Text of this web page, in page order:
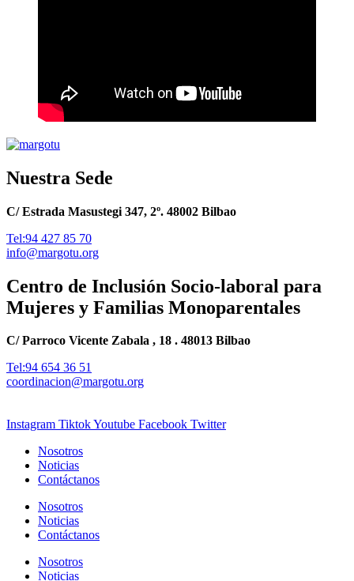
Nuestra Sede
C/ Estrada Masustegi 347, 2º. 48002 Bilbao
Tel:94 427 85 70
info@margotu.org
Centro de Inclusión Socio-laboral para
Mujeres y Familias Monoparentales
C/ Parroco Vicente Zabala , 18 . 48013 Bilbao
Tel:94 654 36 51
coordinacion@margotu.org
Instagram TiktokYoutube Facebook Twitter
Nosotros
Noticias
Contáctanos
Nosotros
Noticias
Contáctanos
Nosotros
Noticias